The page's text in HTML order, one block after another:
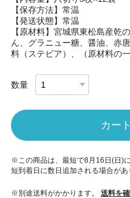
【保存方法】常温
【発送状態】常温
【原材料】宮城県東松島産乾
ん、グラニュー糖、醤油、赤
料（ステビア）、（原材料の
数量
カー
※この商品は、最短で8月16日(日)
短到着日に数日追加される場合があ
※別途送料がかかります。 送料を